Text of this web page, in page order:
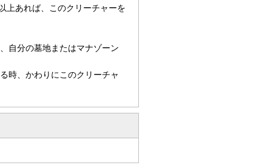
上あれば、このクリーチャーを
自分の墓地またはマナゾーン
時、かわりにこのクリーチャ